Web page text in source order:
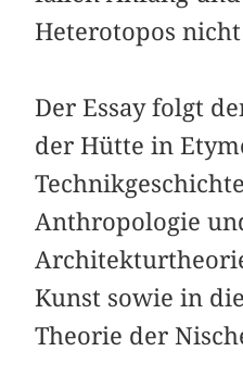
Heterotopos
Der Essay folgt
der Hütte in
Anthropologie
Kunst sowie in
Theorie der